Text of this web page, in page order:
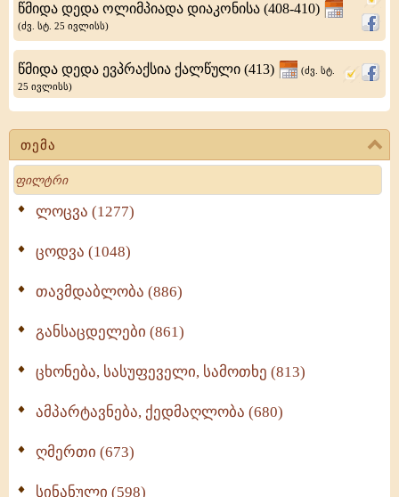
თემა
Search
ლოცვა (1277)
ცოდვა (1048)
თავმდაბლობა (886)
განსაცდელები (861)
ცხონება, სასუფეველი, სამოთხე (813)
ამპარტავნება, ქედმაღლობა (680)
ღმერთი (673)
სინანული (598)
წმიდა დედა ოლიმპიადა დიაკონისა (408-410)
(ძვ. სტ. 25 ივლისს)
წმიდა დედა ევპრაქსია ქალწული (413)
(ძვ. სტ.
25 ივლისს)